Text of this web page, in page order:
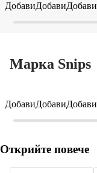
ДобавиДобавиДобави
Марка Snips
ДобавиДобавиДобави
Открийте повече